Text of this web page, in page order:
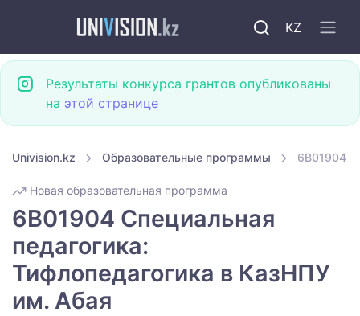
KZ
Результаты конкурса грантов опубликованы
на этой странице
Univision.kz Образовательные программы 6B01904
Новая образовательная программа
6B01904 Специальная
педагогика:
Тифлопедагогика в КазНПУ
им. Абая